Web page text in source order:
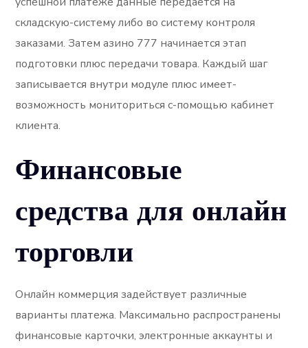
складскую-систему либо во систему контроля
заказами. Затем азино 777 начинается этап
подготовки плюс передачи товара. Каждый шаг
записывается внутри модуле плюс имеет-
возможность мониториться с-помощью кабинет
клиента.
Финансовые
средства для онлайн
торговли
Онлайн коммерция задействует различные
варианты платежа. Максимально распространены
финансовые карточки, электронные аккаунты и